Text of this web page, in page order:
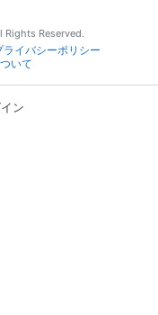
Reserved.
ライバシーポリシー
いて
ン